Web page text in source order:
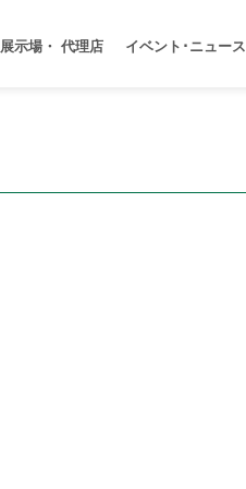
展示場・ 代理店 イベント･ニュース